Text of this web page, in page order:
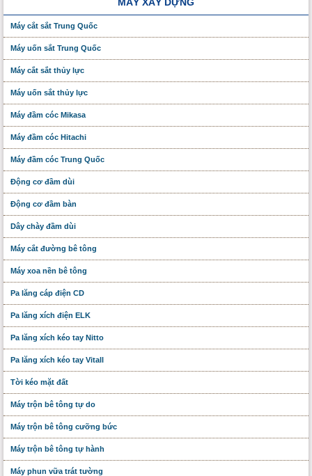
Máy cắt sắt Trung Quốc
Máy uốn sắt Trung Quốc
Máy cắt sắt thủy lực
Máy uốn sắt thủy lực
Máy đầm cóc Mikasa
Máy đầm cóc Hitachi
Máy đầm cóc Trung Quốc
Động cơ đầm dùi
Động cơ đầm bàn
Dây chày đầm dùi
Máy cắt đường bê tông
Máy xoa nền bê tông
Pa lăng cáp điện CD
Pa lăng xích điện ELK
Pa lăng xích kéo tay Nitto
Pa lăng xích kéo tay Vitall
Tời kéo mặt đất
Máy trộn bê tông tự do
Máy trộn bê tông cưỡng bức
Máy trộn bê tông tự hành
Máy phun vữa trát tường